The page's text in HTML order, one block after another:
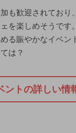
も歓迎されており
を楽しめそうです
る賑やかなイベン
は？
ントの詳しい情